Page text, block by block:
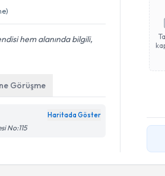
hem alanında bilgili,
Görüşme
Haritada Göster
No:115